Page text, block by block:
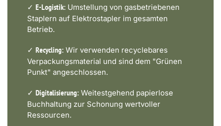
✓ E-Logistik: Umstellung von gasbetriebenen
Staplern auf Elektrostapler im gesamten
Betrieb.
✓ Recycling: Wir verwenden recyclebares
Verpackungsmaterial und sind dem "Grünen
Punkt" angeschlossen.
✓ Digitalisierung: Weitestgehend papierlose
Buchhaltung zur Schonung wertvoller
Ressourcen.